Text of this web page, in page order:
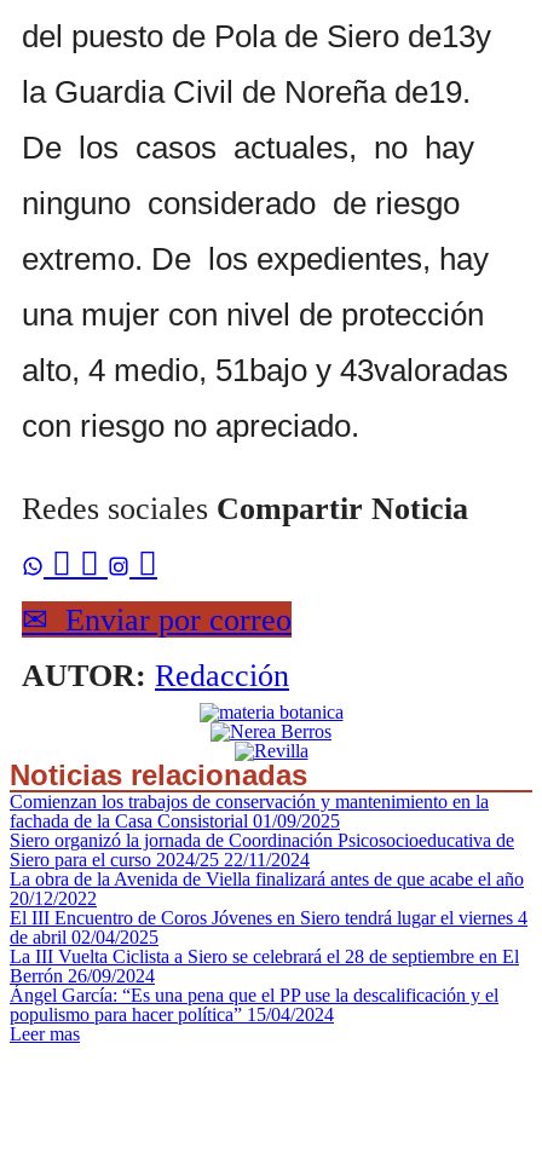
del puesto de Pola de Siero de13y
la Guardia Civil de Noreña de19.
De los casos actuales, no hay
ninguno considerado de riesgo
extremo. De los expedientes, hay
una mujer con nivel de protección
alto, 4 medio, 51bajo y 43valoradas
con riesgo no apreciado.
Redes sociales Compartir Noticia
 

✉ Enviar por correo
AUTOR: Redacción
Noticias relacionadas
Comienzan los trabajos de conservación y mantenimiento en la
fachada de la Casa Consistorial 01/09/2025
Siero organizó la jornada de Coordinación Psicosocioeducativa de
Siero para el curso 2024/25 22/11/2024
La obra de la Avenida de Viella finalizará antes de que acabe el año
20/12/2022
El III Encuentro de Coros Jóvenes en Siero tendrá lugar el viernes 4
de abril 02/04/2025
La III Vuelta Ciclista a Siero se celebrará el 28 de septiembre en El
Berrón 26/09/2024
Ángel García: “Es una pena que el PP use la descalificación y el
populismo para hacer política” 15/04/2024
Leer mas